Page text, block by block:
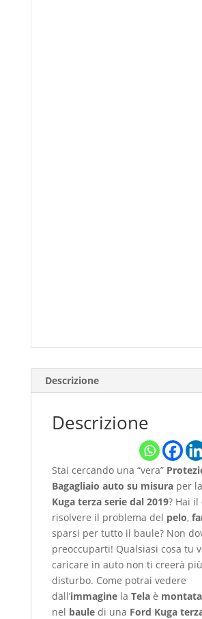
Descrizione
Descrizione
Stai cercando una “vera”
Bagagliaio auto su misuraper
Kuga terza serie dal 2019? Hai il
risolvere il problema del pelo,
sparsi per tutto il baule? Non
preoccuparti! Qualsiasi cosa tu
caricare in auto non ti creerà
disturbo. Come potrai vedere
dall’immaginela Telaè
nel bauledi una Ford Kuga